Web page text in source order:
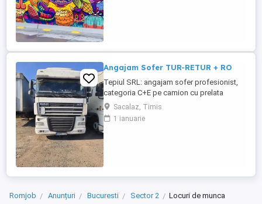
Angajam Sofer TUR-RETUR + RO
Tepiul SRL: angajam sofer profesionist,
categoria C+E pe camion cu prelata
pentru curse tur-retur. Angajam si sofer
pentru curse interne local, categoria B+C.
Mai multe detalii la Telefon:
Sacalaz, Timis
1 ianuarie
Romjob Anunțuri Bucuresti Sector 2 Locuri de munca